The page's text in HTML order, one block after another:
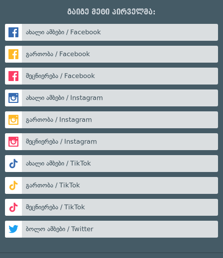
გაიგე მეტი პირველმა:
ახალი ამბები / Facebook
გართობა / Facebook
მეცნიერება / Facebook
ახალი ამბები / Instagram
გართობა / Instagram
მეცნიერება / Instagram
ახალი ამბები / TikTok
გართობა / TikTok
მეცნიერება / TikTok
ბოლო ამბები / Twitter